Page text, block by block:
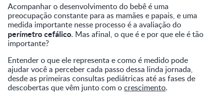
Acompanhar o desenvolvimento do bebê é uma
preocupação constante para as mamães e papais, e uma
medida importante nesse processo é a avaliação do
perímetro cefálico. Mas afinal, o que é e por que ele é tão
importante?
Entender o que ele representa e como é medido pode
ajudar você a perceber cada passo dessa linda jornada,
desde as primeiras consultas pediátricas até as fases de
descobertas que vêm junto com ocrescimento.